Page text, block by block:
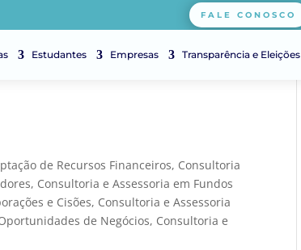
FALE CONOSCO
Estudantes Empresas Transparência e Eleições
de Recursos Financeiros, Consultoria
, Consultoria e Assessoria em Fundos
e Cisões, Consultoria e Assessoria
de Negócios, Consultoria e